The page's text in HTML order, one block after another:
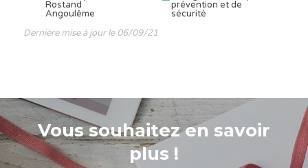
Rostand
Angoulême
prévention et de
sécurité
Dernière mise à jour le 06/09/21
Vous souhaitez en savoir
plus !